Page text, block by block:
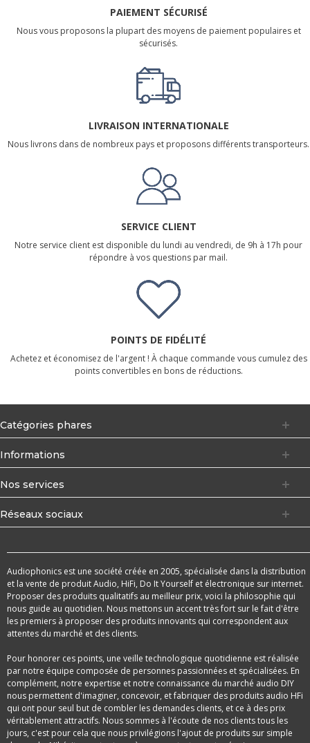
PAIEMENT SÉCURISÉ
Nous vous proposons la plupart des moyens de paiement populaires et
sécurisés.
LIVRAISON INTERNATIONALE
Nous livrons dans de nombreux pays et proposons différents transporteurs.
SERVICE CLIENT
Notre service client est disponible du lundi au vendredi, de 9h à 17h pour
répondre à vos questions par mail.
POINTS DE FIDÉLITÉ
Achetez et économisez de l'argent ! À chaque commande vous cumulez des
points convertibles en bons de réductions.
Catégories phares
Informations
Nos services
Réseaux sociaux
Audiophonics est une société créée en 2005, spécialisée dans la distribution
et la vente de produit Audio, HiFi, Do It Yourself et électronique sur internet.
Proposer des produits qualitatifs au meilleur prix, voici la philosophie qui
nous guide au quotidien. Nous mettons un accent très fort sur le fait d'être
les premiers à proposer des produits innovants qui correspondent aux
attentes du marché et des clients.
Pour honorer ces points, une veille technologique quotidienne est réalisée
par notre équipe composée de personnes passionnées et spécialisées. En
complément, notre expertise et notre connaissance du marché audio DIY
nous permettent d'imaginer, concevoir, et fabriquer des produits audio HFi
qui ont pour seul but de combler les demandes clients, et ce à des prix
véritablement attractifs. Nous sommes à l'écoute de nos clients tous les
jours, c'est pour cela que nous privilégions l'ajout de produits sur simple